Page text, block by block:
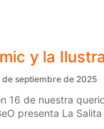
y la
de septiembre de 2025
16 de nuestra
presenta La